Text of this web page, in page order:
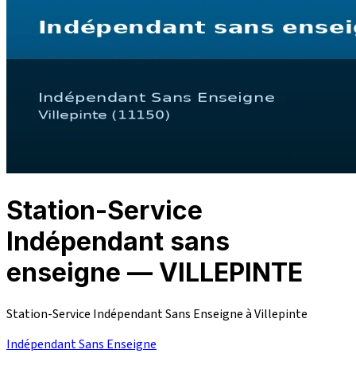
Station-Service
Indépendant sans
enseigne — VILLEPINTE
Station-Service Indépendant Sans Enseigne à Villepinte
Indépendant Sans Enseigne